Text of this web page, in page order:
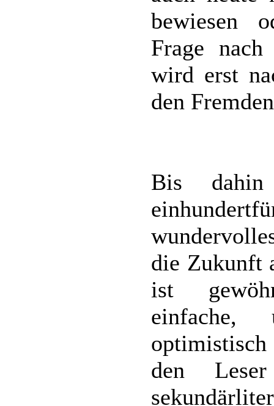
bewiesen
Frage
wird erst
den
Bis
die Zukunft
ist
einfache,
den